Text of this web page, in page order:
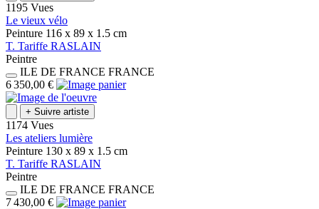
1195 Vues
Le vieux vélo
Peinture 116 x 89 x 1.5 cm
T. Tariffe RASLAIN
Peintre
ILE DE FRANCE FRANCE
6 350,00 €
+ Suivre artiste
1174 Vues
Les ateliers lumière
Peinture 130 x 89 x 1.5 cm
T. Tariffe RASLAIN
Peintre
ILE DE FRANCE FRANCE
7 430,00 €